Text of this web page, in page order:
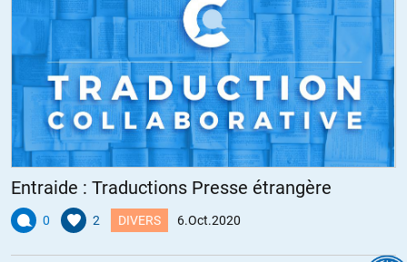
Entraide : Traductions Presse étrangère
0 2 DIVERS 6.Oct.2020